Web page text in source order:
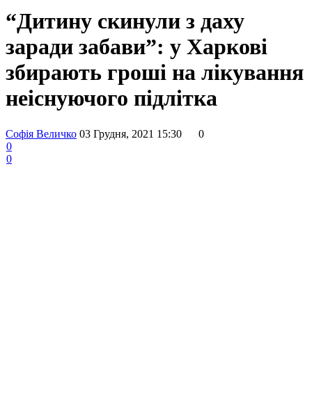
“Дитину скинули з даху
заради забави”: у Харкові
збирають гроші на лікування
неіснуючого підлітка
Софія Величко 03 Грудня, 2021 15:30
0
0
0